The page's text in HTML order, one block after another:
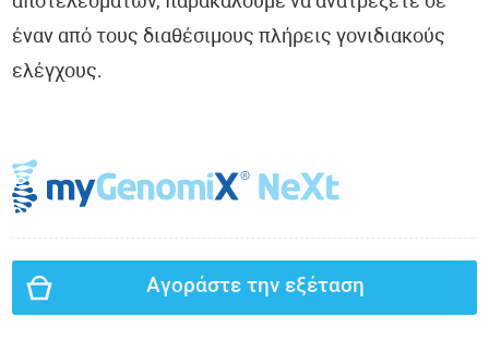
έναν από τους διαθέσιμους πλήρεις γονιδιακούς
ελέγχους.
Αγοράστε την εξέταση